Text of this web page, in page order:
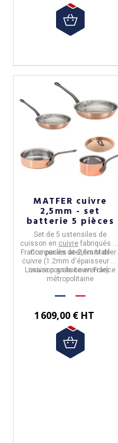
MATFER cuivre
2,5mm - set
batterie 5 pièces
Set de 5 ustensiles de
cuisson en cuivrefabriqués en
Francepar les ateliersMatfer.
Composés de 2,5mm de
cuivre (1.2mm d'épaisseur de
cuivre pour le couvercle).
Livraison gratuite en France
métropolitaine
1 609,00 € HT